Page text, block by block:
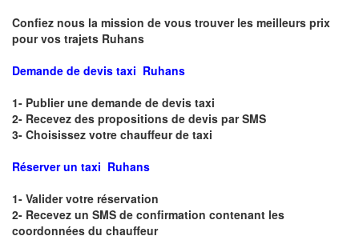
Confiez nous la mission de vous trouver les meilleurs prix
pour vos trajets Ruhans
Demande de devis taxi Ruhans
1- Publier une demande de devis taxi
2- Recevez des propositions de devis par SMS
3- Choisissez votre chauffeur de taxi
Réserver un taxi Ruhans
1- Valider votre réservation
2- Recevez un SMS de confirmation contenant les
coordonnées du chauffeur